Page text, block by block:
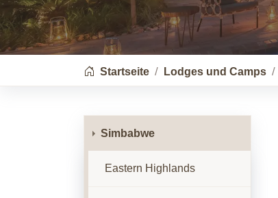
You are here:
Startseite Lodges und Camps
Simbabwe
Eastern Highlands